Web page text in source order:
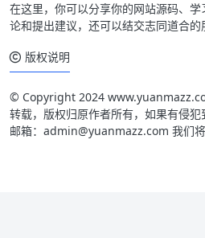
在这里，你可以分享你的网站源码、
论和提出建议，还可以结交志同道合的
版权说明
© Copyright 2024
转载，版权归原作者所有，如果有侵
邮箱：admin@yuanmazz.com 我们将